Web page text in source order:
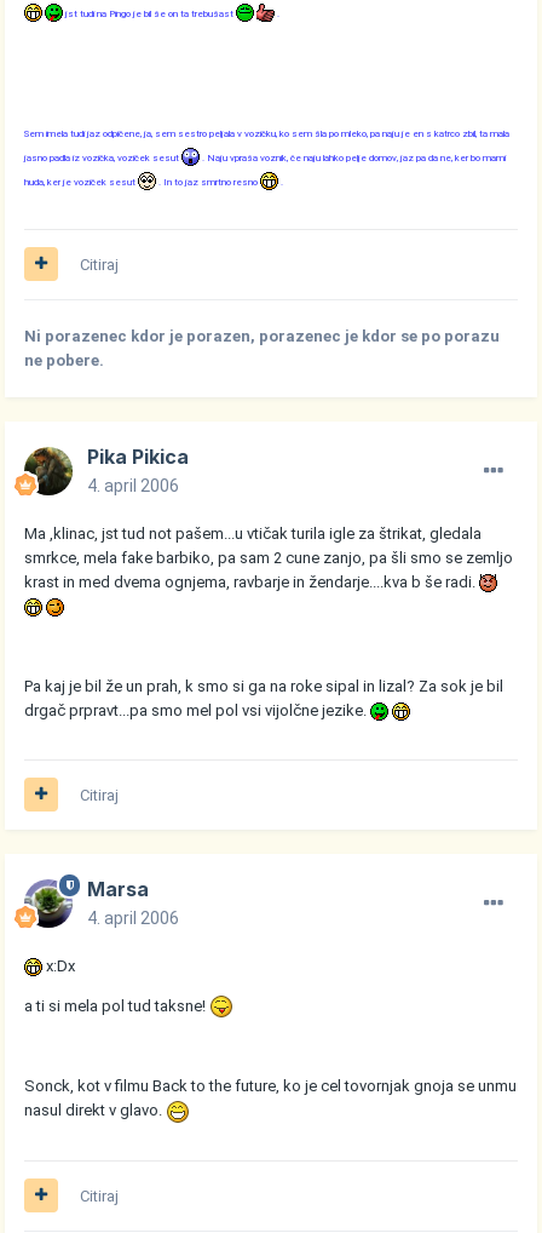
jst tudi na Pingo je bil še on ta trebušast
Sem imela tudi jaz odpičene, ja, sem sestro peljala v vozičku, ko sem šla po mleko, pa naju je en s katrco zbil, ta mala
jasno padla iz vozička, voziček sesut . Naju vpraša voznik, če naju lahko pelje domov, jaz pa da ne, ker bo mami
huda, ker je voziček sesut . In to jaz smrtno resno
Citiraj
Ni porazenec kdor je porazen, porazenec je kdor se po porazu
ne pobere.
Pika Pikica
4. april 2006
Ma ,klinac, jst tud not pašem...u vtičak turila igle za štrikat, gledala
smrkce, mela fake barbiko, pa sam 2 cune zanjo, pa šli smo se zemljo
krast in med dvema ognjema, ravbarje in žendarje....kva b še radi.
Pa kaj je bil že un prah, k smo si ga na roke sipal in lizal? Za sok je bil
drgač prpravt...pa smo mel pol vsi vijolčne jezike.
Citiraj
Marsa
4. april 2006
x:Dx
a ti si mela pol tud taksne!
Sonck, kot v filmu Back to the future, ko je cel tovornjak gnoja se unmu
nasul direkt v glavo.
Citiraj